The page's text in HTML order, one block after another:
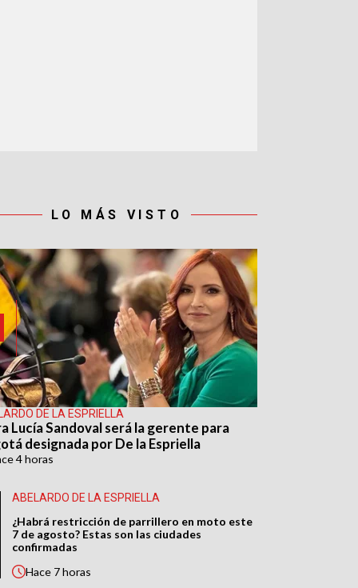
LO MÁS VISTO
DE LA ESPRIELLA
Lucía Sandoval será la gerente para
designada por De la Espriella
4 horas
ABELARDO DE LA ESPRIELLA
¿Habrá restricción de parrillero en moto este
7 de agosto? Estas son las ciudades
confirmadas
Hace 7 horas